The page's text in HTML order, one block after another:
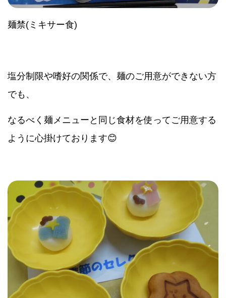
麺禁(ミキサー食)
塩分制限や嗜好の関係で、麺のご用意ができない方
でも、
なるべく麺メニューと同じ食材を使ってご用意する
ように心掛けております😊